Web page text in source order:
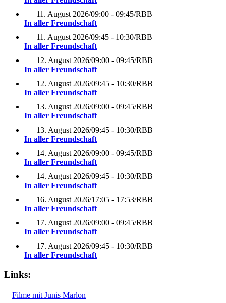
11. August 2026/09:00 - 09:45/RBB
In aller Freundschaft
11. August 2026/09:45 - 10:30/RBB
In aller Freundschaft
12. August 2026/09:00 - 09:45/RBB
In aller Freundschaft
12. August 2026/09:45 - 10:30/RBB
In aller Freundschaft
13. August 2026/09:00 - 09:45/RBB
In aller Freundschaft
13. August 2026/09:45 - 10:30/RBB
In aller Freundschaft
14. August 2026/09:00 - 09:45/RBB
In aller Freundschaft
14. August 2026/09:45 - 10:30/RBB
In aller Freundschaft
16. August 2026/17:05 - 17:53/RBB
In aller Freundschaft
17. August 2026/09:00 - 09:45/RBB
In aller Freundschaft
17. August 2026/09:45 - 10:30/RBB
In aller Freundschaft
Links:
Filme mit Junis Marlon